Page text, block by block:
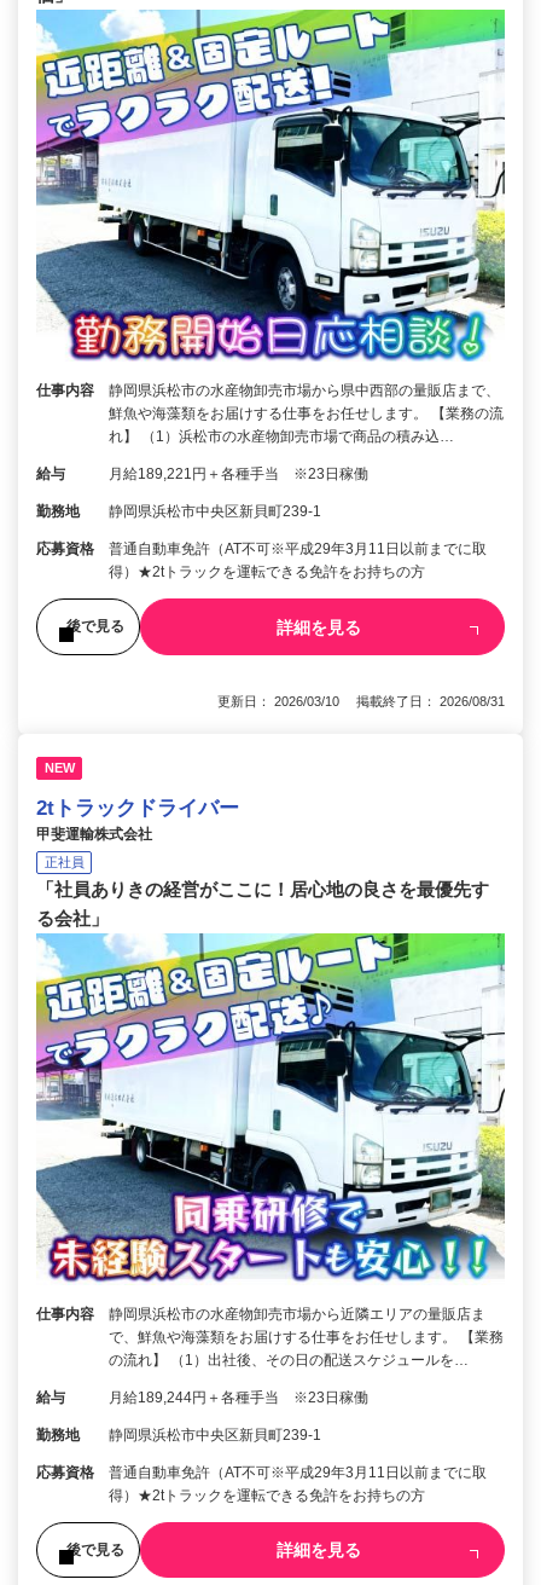
仕事内容
静岡県浜松市の水産物卸売市場から県中西部の量販店まで、
鮮魚や海藻類をお届けする仕事をお任せします。 【業務の流
れ】 （1）浜松市の水産物卸売市場で商品の積み込…
給与 月給189,221円＋各種手当 ※23日稼働
勤務地 静岡県浜松市中央区新貝町239-1
応募資格
普通自動車免許（AT不可※平成29年3月11日以前までに取
得）★2tトラックを運転できる免許をお持ちの方
後で見る 詳細を見る
更新日： 2026/03/10 掲載終了日： 2026/08/31
NEW
2tトラックドライバー
甲斐運輸株式会社
正社員
「社員ありきの経営がここに！居心地の良さを最優先す
る会社」
仕事内容
静岡県浜松市の水産物卸売市場から近隣エリアの量販店ま
で、鮮魚や海藻類をお届けする仕事をお任せします。 【業務
の流れ】 （1）出社後、その日の配送スケジュールを…
給与 月給189,244円＋各種手当 ※23日稼働
勤務地 静岡県浜松市中央区新貝町239-1
応募資格
普通自動車免許（AT不可※平成29年3月11日以前までに取
得）★2tトラックを運転できる免許をお持ちの方
後で見る 詳細を見る